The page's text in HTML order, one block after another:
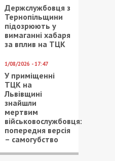
Держслужбовця з
Тернопільщини
підозрюють у
вимаганні хабаря
за вплив на ТЦК
1/08/2026 - 17:47
У приміщенні
ТЦК на
Львівщині
знайшли
мертвим
військовослужбовця:
попередня версія
– самогубство